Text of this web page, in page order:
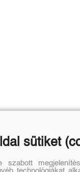
sütiket
szabott
technológiákat